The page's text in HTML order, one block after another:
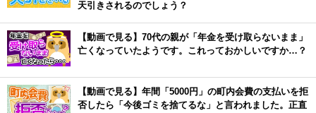
天引きされるのでしょう？
【動画で見る】70代の親が「年金を受け取らないまま」
亡くなっていたようです。これっておかしいですか…？
【動画で見る】年間「5000円」の町内会費の支払いを拒
否したら「今後ゴミを捨てるな」と言われました。正直